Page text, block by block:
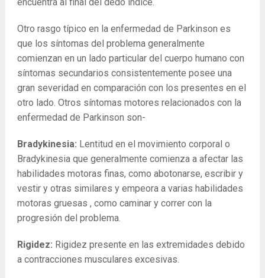
Otro rasgo típico en la enfermedad de Parkinson es
que los síntomas del problema generalmente
comienzan en un lado particular del cuerpo humano con
síntomas secundarios consistentemente posee una
gran severidad en comparación con los presentes en el
otro lado. Otros síntomas motores relacionados con la
enfermedad de Parkinson son-
Bradykinesia: Lentitud en el movimiento corporal o
Bradykinesia que generalmente comienza a afectar las
habilidades motoras finas, como abotonarse, escribir y
vestir y otras similares y empeora a varias habilidades
motoras gruesas , como caminar y correr con la
progresión del problema.
Rigidez: Rigidez presente en las extremidades debido
a contracciones musculares excesivas.